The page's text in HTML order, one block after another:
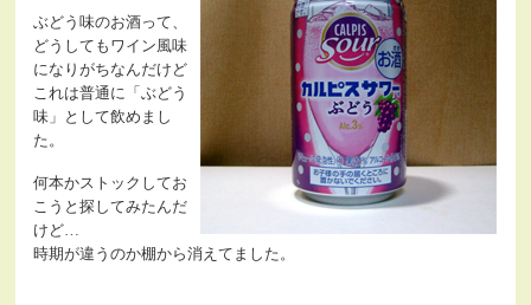
ぶどう味のお酒って、
どうしてもワイン風味
になりがちなんだけど
これは普通に「ぶどう
味」として飲めまし
た。
何本かストックしてお
こうと探してみたんだ
けど…
時期が違うのか棚から消えてました。